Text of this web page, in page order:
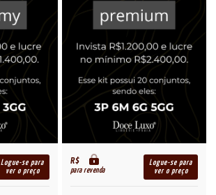
Logue-se para
ver o preço
R$
para revenda
Logue-se para
ver o preço